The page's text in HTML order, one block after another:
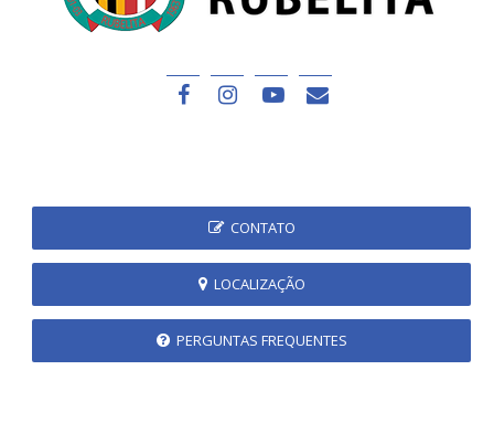
CONTATO
LOCALIZAÇÃO
PERGUNTAS FREQUENTES